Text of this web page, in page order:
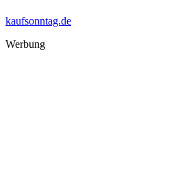
kaufsonntag.de
Werbung